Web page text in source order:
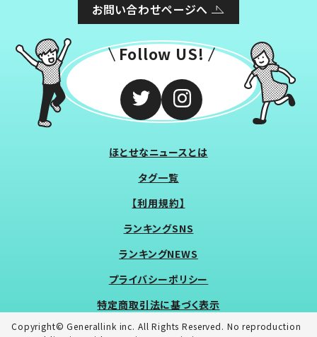
お問い合わせページへ
Follow US!
ほとせなニュースとは
タグ一覧
【利用規約】
ランキングSNS
ランキングNEWS
プライバシーポリシー
特定商取引法に基づく表示
Copyright© Generallink inc. All Rights Reserved. No reproduction